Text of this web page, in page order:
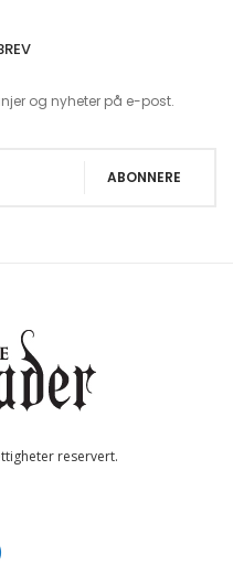
og nyheter på e-post.
ABONNERE
reservert.